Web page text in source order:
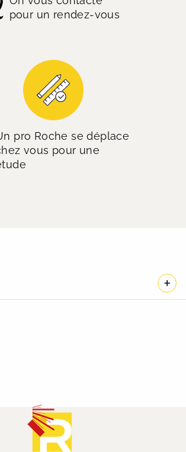
pour un rendez-vous
pro Roche se déplace
vous pour une